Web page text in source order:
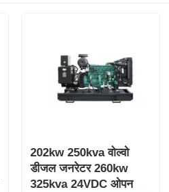
202kw 250kva वोल्वो
डीजल जनरेटर 260kw
325kva 24VDC ओपन